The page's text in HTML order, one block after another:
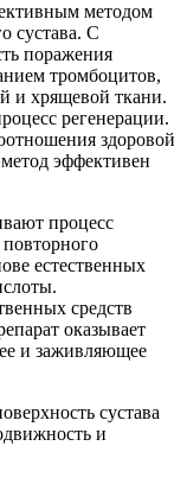
методом
сустава. С
поражения
тромбоцитов,
и хрящевой ткани.
регенерации.
здоровой
эффективен
процесс
естественных
средств
оказывает
и заживляющее
сустава
и